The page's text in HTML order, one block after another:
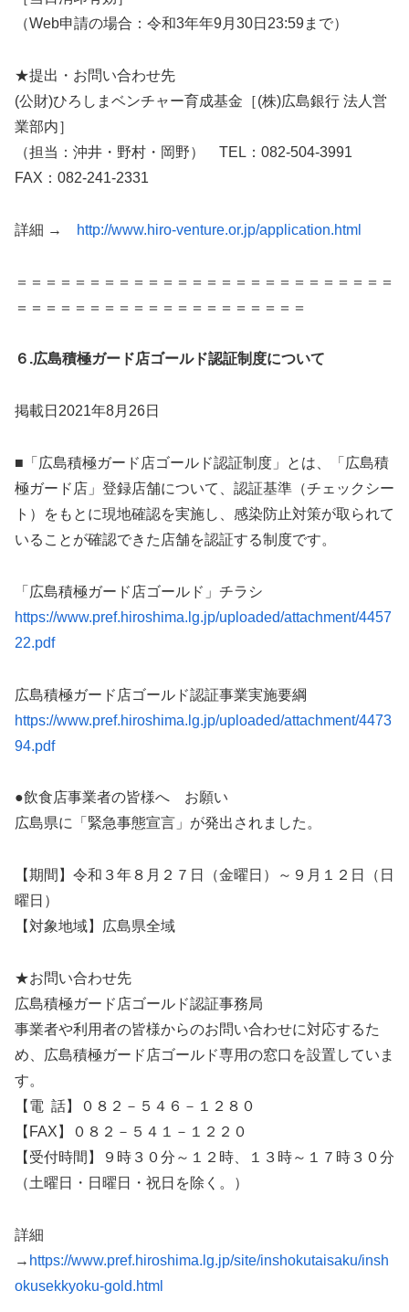
（Web申請の場合：令和3年年9月30日23:59まで）
★提出・お問い合わせ先
(公財)ひろしまベンチャー育成基金［(株)広島銀行 法人営
業部内］
（担当：沖井・野村・岡野） TEL：082-504-3991
FAX：082-241-2331
詳細 → http://www.hiro-venture.or.jp/application.html
＝＝＝＝＝＝＝＝＝＝＝＝＝＝＝＝＝＝＝＝＝＝＝＝＝＝
＝＝＝＝＝＝＝＝＝＝＝＝＝＝＝＝＝＝＝＝
６.広島積極ガード店ゴールド認証制度について
掲載日2021年8月26日
■「広島積極ガード店ゴールド認証制度」とは、「広島積
極ガード店」登録店舗について、認証基準（チェックシー
ト）をもとに現地確認を実施し、感染防止対策が取られて
いることが確認できた店舗を認証する制度です。
「広島積極ガード店ゴールド」チラシ
https://www.pref.hiroshima.lg.jp/uploaded/attachment/4457
22.pdf
広島積極ガード店ゴールド認証事業実施要綱
https://www.pref.hiroshima.lg.jp/uploaded/attachment/4473
94.pdf
●飲食店事業者の皆様へ お願い
広島県に「緊急事態宣言」が発出されました。
【期間】令和３年８月２７日（金曜日）～９月１２日（日
曜日）
【対象地域】広島県全域
★お問い合わせ先
広島積極ガード店ゴールド認証事務局
事業者や利用者の皆様からのお問い合わせに対応するた
め、広島積極ガード店ゴールド専用の窓口を設置していま
す。
【電 話】０８２－５４６－１２８０
【FAX】０８２－５４１－１２２０
【受付時間】９時３０分～１２時、１３時～１７時３０分
（土曜日・日曜日・祝日を除く。）
詳細
→ https://www.pref.hiroshima.lg.jp/site/inshokutaisaku/insh
okusekkyoku-gold.html